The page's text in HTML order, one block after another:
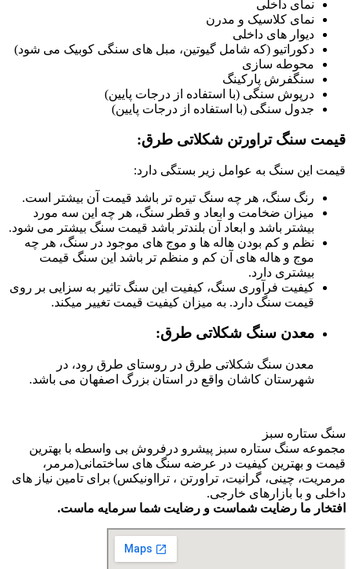
نمای داخلی
نمای کلاسیک و مدرن
دیوار های داخلی
دکوراتیو (که شامل گیوتین، مبل های سنگی کوبیک می شود)
محوطه سازی
سنگفرش پارکینگ
درپوش سنگی (با استفاده از درجات پایین)
جدول سنگی (با استفاده از درجات پایین)
قیمت سنگ تراورتن شکلاتی طرق:
قیمت این سنگ به عوامل زیر بستگی دارد:
رنگ سنگ، هر چه سنگ تیره تر باشد قیمت آن بیشتر است.
میزان ضخامت و ابعاد و قطر سنگ، هر چه این سه مورد
بیشتر باشد و ابعاد آن بلندتر باشد قیمت سنگ بیشتر می شود.
نظم و کم بودن هاله ها و موج های موجود در سنگ، هر چه
موج و هاله های آن کم و منظم تر باشد این سنگ قیمت
بیشتری دارد.
کیفیت فرآوری سنگ، کیفیت این سنگ تاثیر به سزایی بر روی
قیمت سنگ دارد. به میزان کیفیت قیمت تغییر میکند.
معدن سنگ شکلاتی طرق:
معدن سنگ شکلاتی طرق در روستای طرق رود، در
شهرستان کاشان واقع در استان بزرگ اصفهان می باشد.
سنگ ستاره سبز
مجموعه سنگ ستاره سبز پیشرو درفروش بی واسطه با بهترین
قیمت و بهترین کیفیت در عرضه سنگ های ساختمانی(مرمر،
مرمریت، چینی، گرانیت، تراورتن ، ترااونیکس) برای تامین نیاز های
داخلی و با بازارهای خارجی.
افتخار ما رضایت شماست و رضایت شما سرمایه ماست.